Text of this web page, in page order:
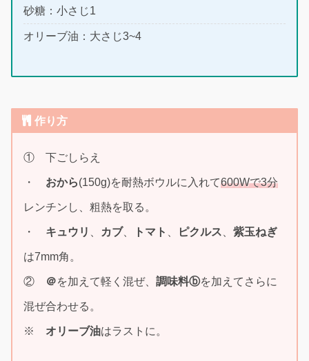
砂糖：小さじ1
オリーブ油：大さじ3~4
作り方
① 下ごしらえ
・ おから(150g)を耐熱ボウルに入れて600Wで3分
レンチンし、粗熱を取る。
・ キュウリ カブ、 トマト ピクルス 紫玉ねぎ
は7mm角。
② ＠を加えて軽く混ぜ、 調味料ⓑを加えてさらに
混ぜ合わせる。
※ オリーブ油はラストに。